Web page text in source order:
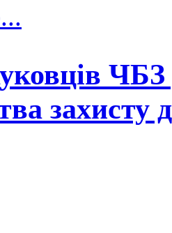
ЧБЗ
захисту